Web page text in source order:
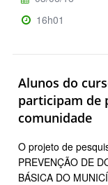
16h01
Alunos do
participam de
comunidade
O projeto de
PREVENÇÃO DE
BÁSICA DO